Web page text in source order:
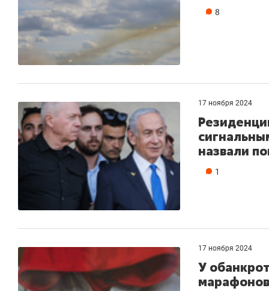
8
17 ноября 2024
назвали
1
17 ноября 2024
У